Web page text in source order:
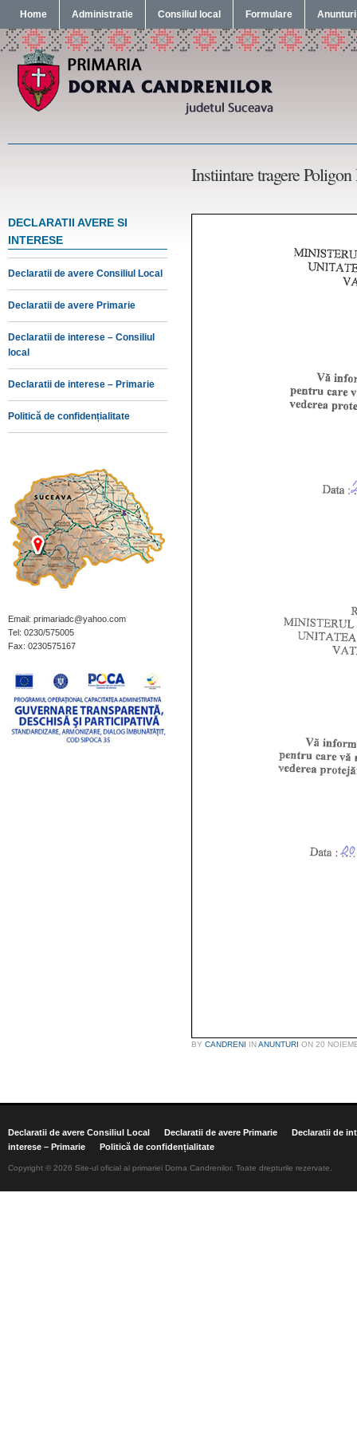
Home Administratie Consiliul local Formulare Anunturi
Instiintare tragere Poligon
DECLARATII AVERE SI
INTERESE
Declaratii de avere Consiliul Local
Declaratii de avere Primarie
Declaratii de interese – Consiliul
local
Declaratii de interese – Primarie
Politică de confidențialitate
Email: primariadc@yahoo.com
Tel: 0230/575005
Fax: 0230575167
BY CANDRENI INANUNTURI ON 20
Declaratii de avere Consiliul Local Declaratii de avere Primarie
Declaratii de
interese – Primarie
Politică de confidențialitate
Copyright © 2026 Site-ul oficial al primariei Dorna Candrenilor. Toate drepturile rezervate.